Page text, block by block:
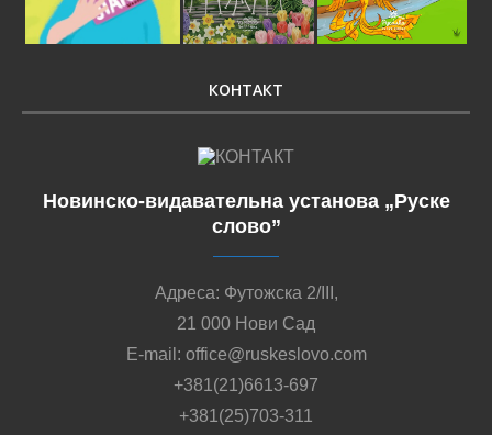
КОНТАКТ
Новинско-видавательна установа „Руске
слово”
Адреса: Футожска 2/III,
21 000 Нови Сад
E-mail: office@ruskeslovo.com
+381(21)6613-697
+381(25)703-311